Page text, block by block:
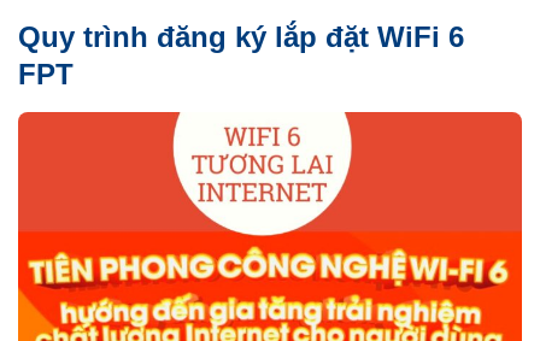
Quy trình đăng ký lắp đặt WiFi 6
FPT